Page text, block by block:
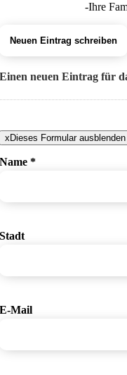
-Ihre
Einen neuen Eintrag für
x Dieses Formular ausblenden
Name*
Stadt
E-Mail